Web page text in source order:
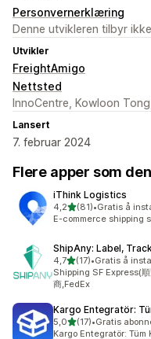
Personvernerklæring
Denne utvikleren tilbyr
Utvikler
FreightAmigo
Nettsted
InnoCentre, Kowloon
Lansert
7. februar 2024
Flere apper som
iThink Logistics
4,2av 5 stjerner
(81)
Totalt 81 omtaler
•Gratis å
E-commerce shipping
ShipAny: Label,
4,7av 5 stjerner
(17)
Totalt 17 omtaler
•Gratis å
Shipping SF Express(順
商,FedEx
Kargo Entegratör:
5,0av 5 stjerner
(17)
Totalt 17 omtaler
•Gratis
Kargo Entegratör: Tüm